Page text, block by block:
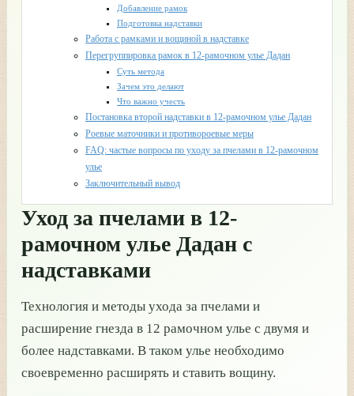
Добавление рамок
Подготовка надставки
Работа с рамками и вощиной в надставке
Перегруппировка рамок в 12-рамочном улье Дадан
Суть метода
Зачем это делают
Что важно учесть
Постановка второй надставки в 12-рамочном улье Дадан
Роевые маточники и противороевые меры
FAQ: частые вопросы по уходу за пчелами в 12-рамочном
улье
Заключительный вывод
Уход за пчелами в 12-
рамочном улье Дадан с
надставками
Технология и методы ухода за пчелами и
расширение гнезда в 12 рамочном улье с двумя и
более надставками. В таком улье необходимо
своевременно расширять и ставить вощину.